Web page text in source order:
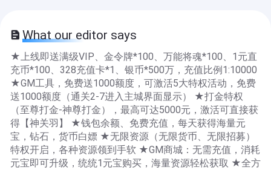
What our editor says
★上线即送满级VIP、金令牌*100、万能将魂*100、1元直
充币*100、328充值卡*1、银币*500万，充值比例1:10000
★GM工具，免费送1000额度，可激活5大特权活动，免费
送1000额度（通关2-7进入主城界面显示） ★打金特权
（至尊打金-神尊打金），最高可达5000元，激活可直接获
得【神关羽】 ★钱包余额、免费充值，每天获得海量元
宝，钻石，货币白嫖 ★无限资源（无限货币、无限招募）
特权开启，各种资源领到手软 ★GM商城：无需充值，消耗
元宝即可升级，统统1元宝购买，海量资源轻松获取 ★全方